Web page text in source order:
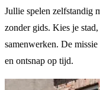
Jullie spelen zelfstandig
zonder gids. Kies je
samenwerken. De
en ontsnap op tijd.